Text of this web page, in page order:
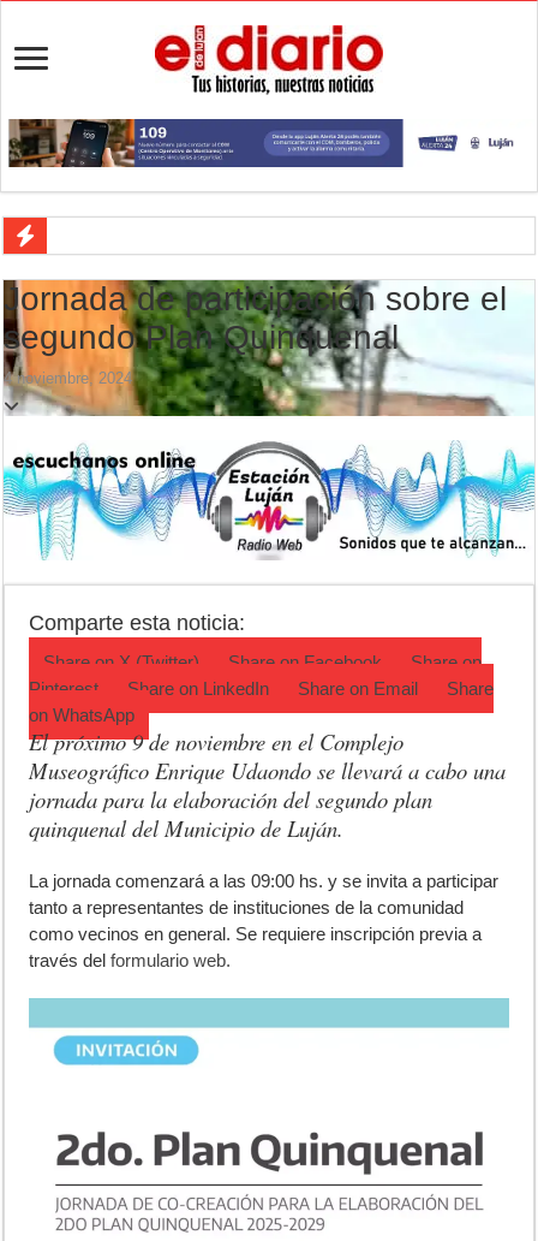
Turismo en Luján: las vacaciones de invierno impulsaron la
Ronda de Negocios: Luján reunió a pymes bonaerenses con
Desbaratan un punto de venta de drogas en el barrio Padre Varela y
Campeonato TC JK: Diego Cordone se quedó con una gran victoria
Opinión: Buscando una mejor educación ambiental
Cédulas de identidad: residentes uruguayos avanzan con su
La 5° edición del festival de cine en Luján es una apuesta al arte
ANMAT retiró productos tras detectar un robo que compromete su
Jornada de participación sobre el
segundo Plan Quinquenal
4 noviembre, 2024
Comparte esta noticia:
Share on X (Twitter) Share on Facebook
Share on
Pinterest
Share on LinkedIn Share on Email
Share
onWhatsApp
El próximo 9 de noviembre en el Complejo
Museográfico Enrique Udaondo se llevará a cabo una
jornada para la elaboración del segundo plan
quinquenal del Municipio de Luján.
La jornada comenzará a las 09:00 hs. y se invita a participar
tanto a representantes de instituciones de la comunidad
como vecinos en general. Se requiere inscripción previa a
través del formulario web.